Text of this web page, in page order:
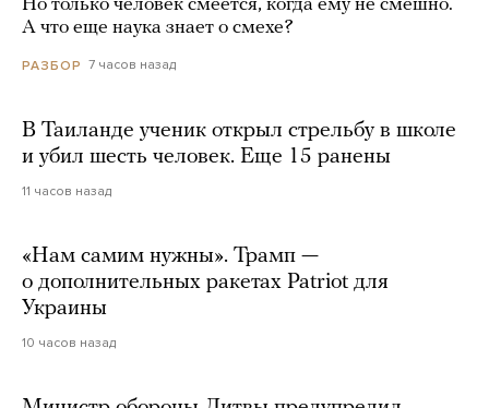
Но только человек смеется, когда ему не смешно.
А что еще наука знает о смехе?
РАЗБОР 7 часов назад
В Таиланде ученик открыл стрельбу в школе
и убил шесть человек. Еще 15 ранены
11 часов назад
«Нам самим нужны». Трамп —
о дополнительных ракетах Patriot для
Украины
10 часов назад